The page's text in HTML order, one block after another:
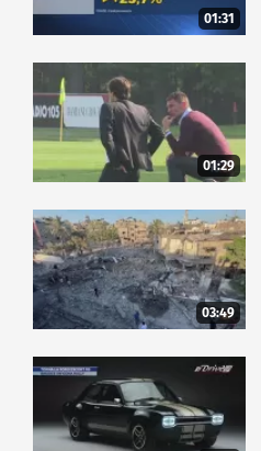
01:31
01:29
03:49